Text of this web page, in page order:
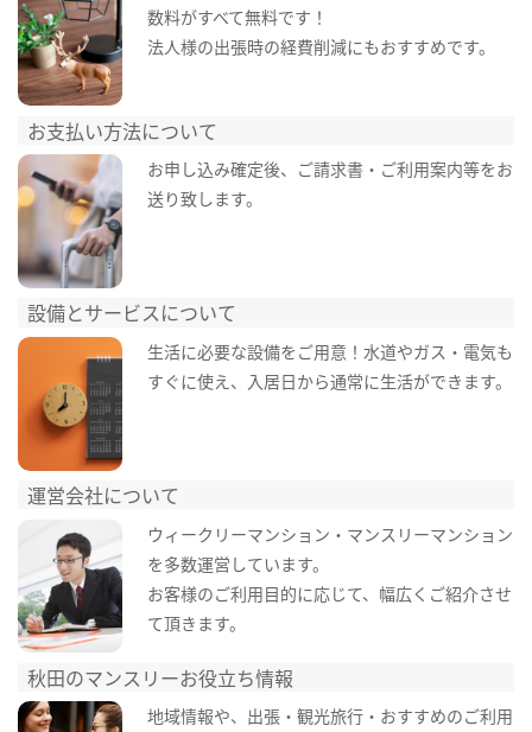
数料がすべて無料です！
法人様の出張時の経費削減にもおすすめです。
お支払い方法について
お申し込み確定後、ご請求書・ご利用案内等をお
送り致します。
設備とサービスについて
生活に必要な設備をご用意！水道やガス・電気も
すぐに使え、入居日から通常に生活ができます。
運営会社について
ウィークリーマンション・マンスリーマンション
を多数運営しています。
お客様のご利用目的に応じて、幅広くご紹介させ
て頂きます。
秋田のマンスリーお役立ち情報
地域情報や、出張・観光旅行・おすすめのご利用